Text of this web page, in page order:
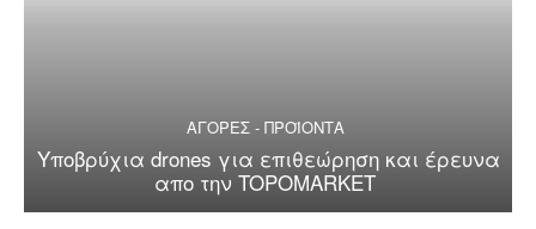
ΑΓΟΡΕΣ - ΠΡΟΪΟΝΤΑ
Υποβρύχια drones για επιθεώρηση και έρευνα
απο την TOPOMARKET